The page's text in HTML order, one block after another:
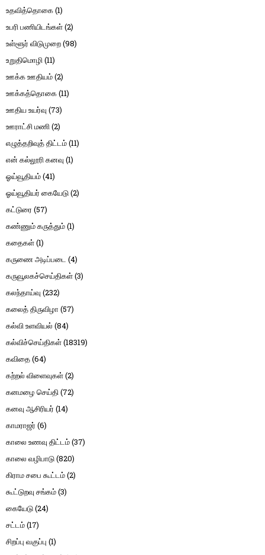
உதவித்தொகை(1)
உபரி பணியிடங்கள்(2)
உள்ளூர் விடுமுறை(98)
உறுதிமொழி(11)
ஊக்க ஊதியம்(2)
ஊக்கத்தொகை(11)
ஊதிய உயர்வு (73)
ஊராட்சி மணி(2)
எழுத்தறிவுத் திட்டம்(11)
என் கல்லூரி கனவு (1)
ஓய்வூதியம்(41)
ஓய்வூதியர் கையேடு(2)
கட்டுரை (57)
கண்ணும் கருத்தும்(1)
கதைகள்(1)
கருணை அடிப்படை (4)
கருவூலகச்செய்திகள்(3)
கலந்தாய்வு (232)
கலைத் திருவிழா (57)
கல்வி உளவியல் (84)
கல்விச்செய்திகள்(18319)
கவிதை(64)
கற்றல் விளைவுகள்(2)
கனமழை செய்தி(72)
கனவு ஆசிரியர் (14)
காமராஜர் (6)
காலை உணவு திட்டம்(37)
காலை வழிபாடு(820)
கிராம சபை கூட்டம்(2)
கூட்டுறவு சங்கம்(3)
கையேடு(24)
சட்டம்(17)
சிறப்பு வகுப்பு (1)